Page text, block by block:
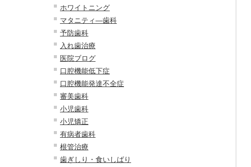
ホワイトニング
マタニティ―歯科
予防歯科
入れ歯治療
医院ブログ
口腔機能低下症
口腔機能発達不全症
審美歯科
小児歯科
小児矯正
有病者歯科
根管治療
歯ぎしり・食いしばり